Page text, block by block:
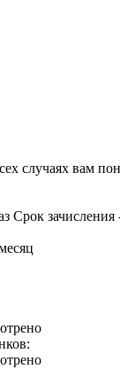
случаях вам
Срок